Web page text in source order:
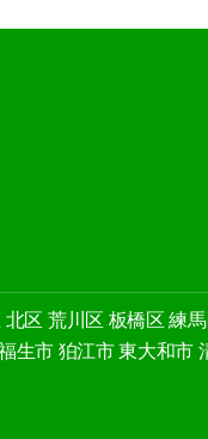
北区 荒川区 板橋区 練
生市 狛江市 東大和市